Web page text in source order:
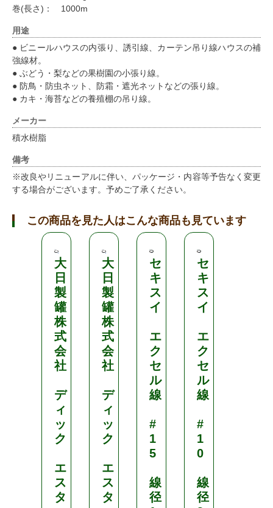
巻(長さ)： 1000m
用途
● ビニールハウスの内張り、誘引線、カーテン吊り線ハウスの補
強線材。
● ぶどう・梨などの果樹園の小張り線。
● 防鳥・防虫ネット、防霜・遮光ネットなどの張り線。
● カキ・海苔などの養殖棚の吊り線。
メーカー
積水樹脂
備考
※改良やリニューアルに伴い、パッケージ・内容等予告なく変更
する場合がございます。予めご了承ください。
この商品を見た人はこんな商品も見ています
大
日
製
罐
株
式
会
社
デ
ィ
ッ
ク
エ
ス
タ
大
日
製
罐
株
式
会
社
デ
ィ
ッ
ク
エ
ス
タ
セ
キ
ス
イ
エ
ク
セ
ル
線
#
1
5
線
径
セ
キ
ス
イ
エ
ク
セ
ル
線
#
1
0
線
径